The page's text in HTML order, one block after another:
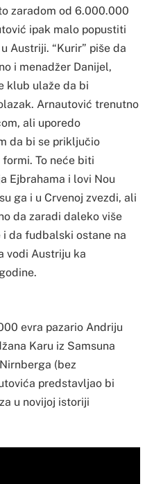
zaradom od 6.000.000
ipak malo popustiti
Austriji. “Kurir” piše da
i menadžer Danijel,
klub ulaže da bi
Arnautović trenutno
ali uporedo
da bi se priključio
To neće biti
Ejbrahama i lovi Nou
ga i u Crvenoj zvezdi, ali
da zaradi daleko više
da fudbalski ostane na
vodi Austriju ka
evra pazario Andriju
Karu iz Samsuna
(bez
predstavljao bi
u novijoj istoriji